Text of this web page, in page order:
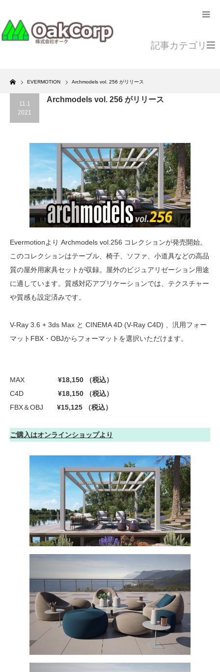
Home
EVERMOTION Archmodels vol. 256 がリリース
記事カテゴリ
11.1
2021
Archmodels vol. 256 がリリース
Evermotionより Archmodels vol.256 コレクションが発売開始。
このコレクションはテーブル、椅子、ソファ、小道具などの高品
質の屋外用家具セットが収録。屋外のビジュアリゼーション用途
に適しています。質感対応アプリケーションでは、テクスチャー
や質感も設定済みです。
V-Ray 3.6 + 3ds Max と CINEMA 4D (V-Ray C4D) 、汎用フォー
マットFBX・OBJからフォーマットを選択いただけます。
MAX ¥18,150 （税込）
C4D ¥18,150 （税込）
FBX＆OBJ ¥15,125 （税込）
ご購入はオンラインショップより